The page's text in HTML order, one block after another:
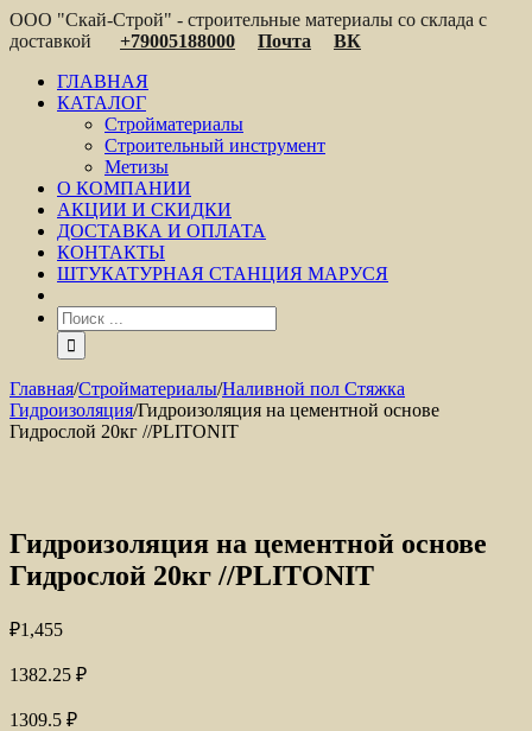
ООО "Скай-Строй" - строительные материалы со склада с
доставкой
+79005188000 Почта
ВК
ГЛАВНАЯ
КАТАЛОГ
Стройматериалы
Строительный инструмент
Метизы
О КОМПАНИИ
АКЦИИ И СКИДКИ
ДОСТАВКА И ОПЛАТА
КОНТАКТЫ
ШТУКАТУРНАЯ СТАНЦИЯ МАРУСЯ
Главная/Стройматериалы/Наливной пол Стяжка
Гидроизоляция/Гидроизоляция на цементной основе
Гидрослой 20кг //PLITONIT
Гидроизоляция на цементной основе
Гидрослой 20кг //PLITONIT
₽1,455
1382.25 ₽
1309.5 ₽